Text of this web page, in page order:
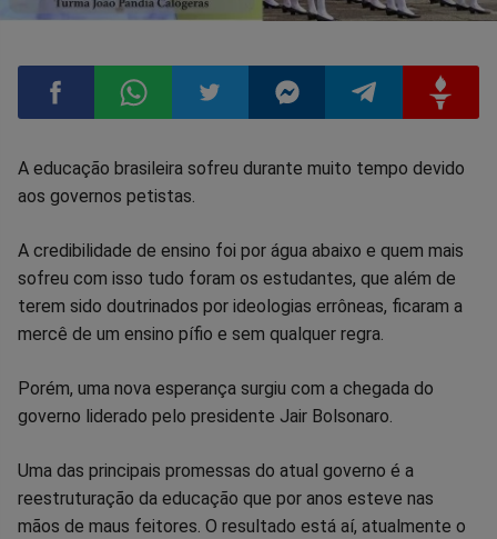
Compartilhar
Facebook
Compartilhar
Whatsapp
Compartilhar
Twitter
Compartilhar
Messenger
Compartilhar
TelegramGettr
A educação brasileira sofreu durante muito tempo devido
aos governos petistas.
A credibilidade de ensino foi por água abaixo e quem mais
sofreu com isso tudo foram os estudantes, que além de
terem sido doutrinados por ideologias errôneas, ficaram a
mercê de um ensino pífio e sem qualquer regra.
Porém, uma nova esperança surgiu com a chegada do
governo liderado pelo presidente Jair Bolsonaro.
Uma das principais promessas do atual governo é a
reestruturação da educação que por anos esteve nas
mãos de maus feitores. O resultado está aí, atualmente o